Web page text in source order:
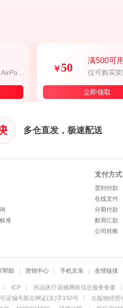
立即领取
￥ 50
满500可用
仅可购买荣
多仓直发，极速配送
准
支付方式
货到付款
在线支付
分期付款
邮局汇款
公司转账
帮助 营销中心 手机京东 友情链接
ICP 药品医疗器械网络信息服务备案
证编号新出网证(京)字150号
出版物经营